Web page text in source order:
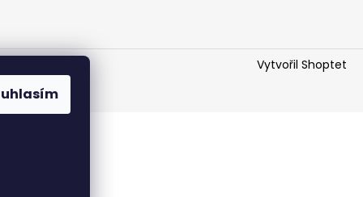
Vytvořil Shoptet